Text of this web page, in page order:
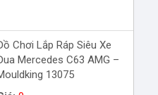
Chơi Lắp Ráp Siêu Xe
Mercedes C63 AMG –
13075